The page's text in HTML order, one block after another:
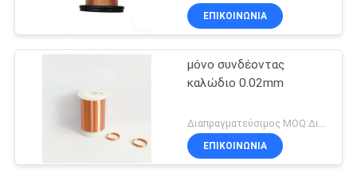
ΕΠΙΚΟΙΝΩΝΙΑ
μόνο συνδέοντας
καλώδιο 0.02mm
ΕΠΙΚΟΙΝΩΝΙΑ